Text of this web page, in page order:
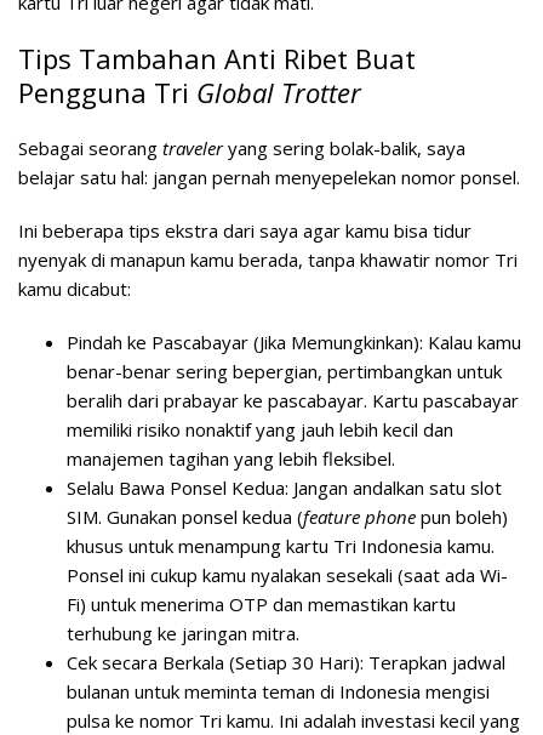
Tips Tambahan Anti Ribet Buat
Pengguna Tri Global Trotter
Sebagai seorang traveleryang sering bolak-balik, saya
belajar satu hal: jangan pernah menyepelekan nomor ponsel.
Ini beberapa tips ekstra dari saya agar kamu bisa tidur
nyenyak di manapun kamu berada, tanpa khawatir nomor Tri
kamu dicabut:
Pindah ke Pascabayar (Jika Memungkinkan): Kalau kamu
benar-benar sering bepergian, pertimbangkan untuk
beralih dari prabayar ke pascabayar. Kartu pascabayar
memiliki risiko nonaktif yang jauh lebih kecil dan
manajemen tagihan yang lebih fleksibel.
Selalu Bawa Ponsel Kedua: Jangan andalkan satu slot
SIM. Gunakan ponsel kedua (feature phone pun boleh)
khusus untuk menampung kartu Tri Indonesia kamu.
Ponsel ini cukup kamu nyalakan sesekali (saat ada Wi-
Fi) untuk menerima OTP dan memastikan kartu
terhubung ke jaringan mitra.
Cek secara Berkala (Setiap 30 Hari): Terapkan jadwal
bulanan untuk meminta teman di Indonesia mengisi
pulsa ke nomor Tri kamu. Ini adalah investasi kecil yang